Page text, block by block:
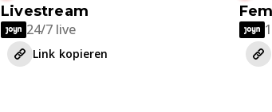
Livestream
24/7 live
Link kopieren